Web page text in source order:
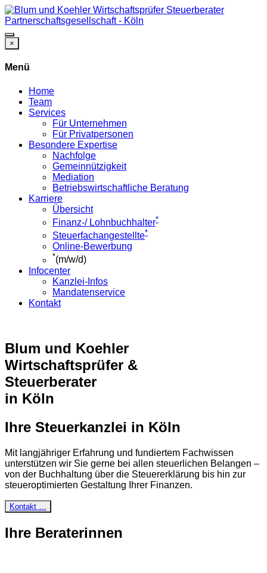
×
Menü
Home
Team
Services
Für Unternehmen
Für Privatpersonen
Besondere Expertise
Nachfolge
Gemeinnützigkeit
Mediation
Betriebswirtschaftliche Beratung
Karriere
Übersicht
Finanz-/ Lohnbuchhalter*
Steuerfachangestellte*
Online-Bewerbung
*(m/w/d)
Infocenter
Kanzlei-Infos
Mandatenservice
Kontakt
Blum und Koehler
Wirtschaftsprüfer &
Steuerberater
in Köln
Ihre Steuerkanzlei in Köln
Mit langjähriger Erfahrung und fundiertem Fachwissen
unterstützen wir Sie gerne bei allen steuerlichen Belangen –
von der Buchhaltung über die Steuererklärung bis hin zur
steueroptimierten Gestaltung Ihrer Finanzen.
Kontakt …
Ihre Beraterinnen